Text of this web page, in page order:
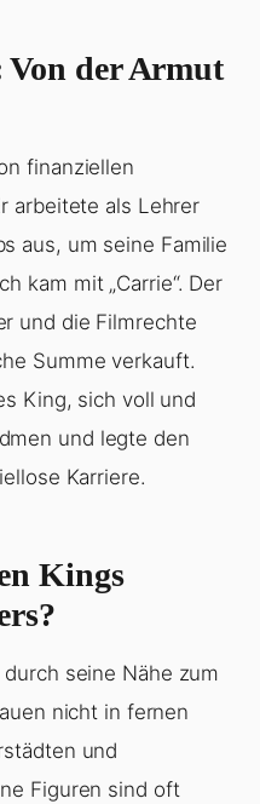
Von der Armut
finanziellen
arbeitete als Lehrer
aus, um seine Familie
kam mit „Carrie“. Der
und die Filmrechte
Summe verkauft.
King, sich voll und
und legte den
Karriere.
Kings
seine Nähe zum
nicht in fernen
und
Figuren sind oft